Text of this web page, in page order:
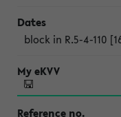
block in R.5-4-110